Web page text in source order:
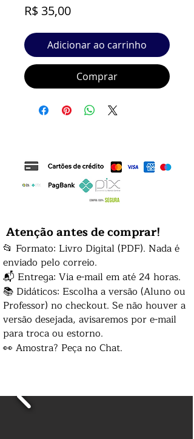
R$ 35,00Preço
Adicionar ao carrinho
Comprar
Atenção antes de comprar!
📂 Formato: Livro Digital (PDF). Nada é
enviado pelo correio.
📬 Entrega: Via e-mail em até 24 horas.
📚 Didáticos: Escolha a versão (Aluno ou
Professor) no checkout. Se não houver a
versão desejada, avisaremos por e-mail
para troca ou estorno.
👀 Amostra? Peça no Chat.